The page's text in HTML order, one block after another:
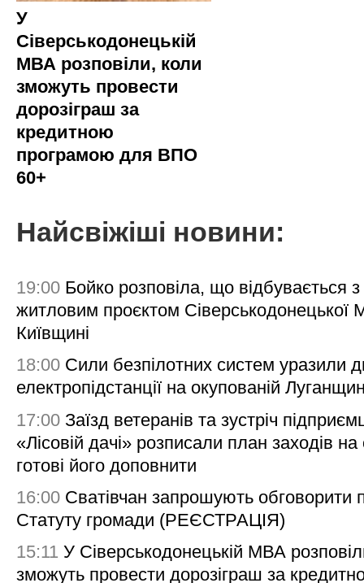
У
Сіверськодонецькій
МВА розповіли, коли
зможуть провести
дорозіграш за
кредитною
програмою для ВПО
60+
Найсвіжіші новини:
19:00 Бойко розповіла, що відбувається з
житловим проєктом Сіверськодонецької
Київщині
18:00 Сили безпілотних систем уразили
електропідстанції на окупованій
17:00 Заїзд ветеранів та зустріч
«Лісовій дачі» розписали план заходів на
готові його доповнити
16:00 Сватівчан запрошують обговорити
Статуту громади (РЕЄСТРАЦІЯ)
15:11 У Сіверськодонецькій МВА
зможуть провести дорозіграш за